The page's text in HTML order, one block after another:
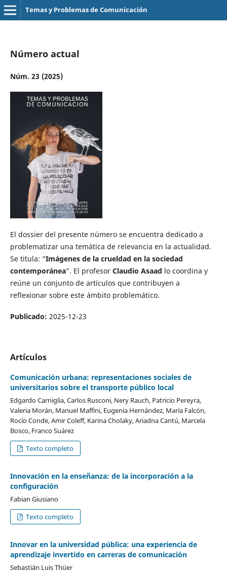
Temas y Problemas de Comunicación
Número actual
Núm. 23 (2025)
El dossier del presente número se encuentra dedicado a
problematizar una temática de relevancia en la actualidad.
Se titula: “Imágenes de la crueldad en la sociedad
contemporánea”. El profesor Claudio Asaad lo coordina y
reúne un conjunto de artículos que contribuyen a
reflexionar sobre este ámbito problemático.
Publicado: 2025-12-23
Artículos
Comunicación urbana: representaciones sociales de
universitarios sobre el transporte público local
Edgardo Carniglia, Carlos Rusconi, Nery Rauch, Patricio Pereyra,
Valeria Morán, Manuel Maffini, Eugenia Hernández, María Falcón,
Rocío Conde, Amir Coleff, Karina Cholaky, Ariadna Cantú, Marcela
Bosco, Franco Suárez
Texto completo
Innovación en la enseñanza: de la incorporación a la
configuración
Fabian Giusiano
Texto completo
Innovar en la universidad pública: una experiencia de
aprendizaje invertido en carreras de comunicación
Sebastián Luis Thüer